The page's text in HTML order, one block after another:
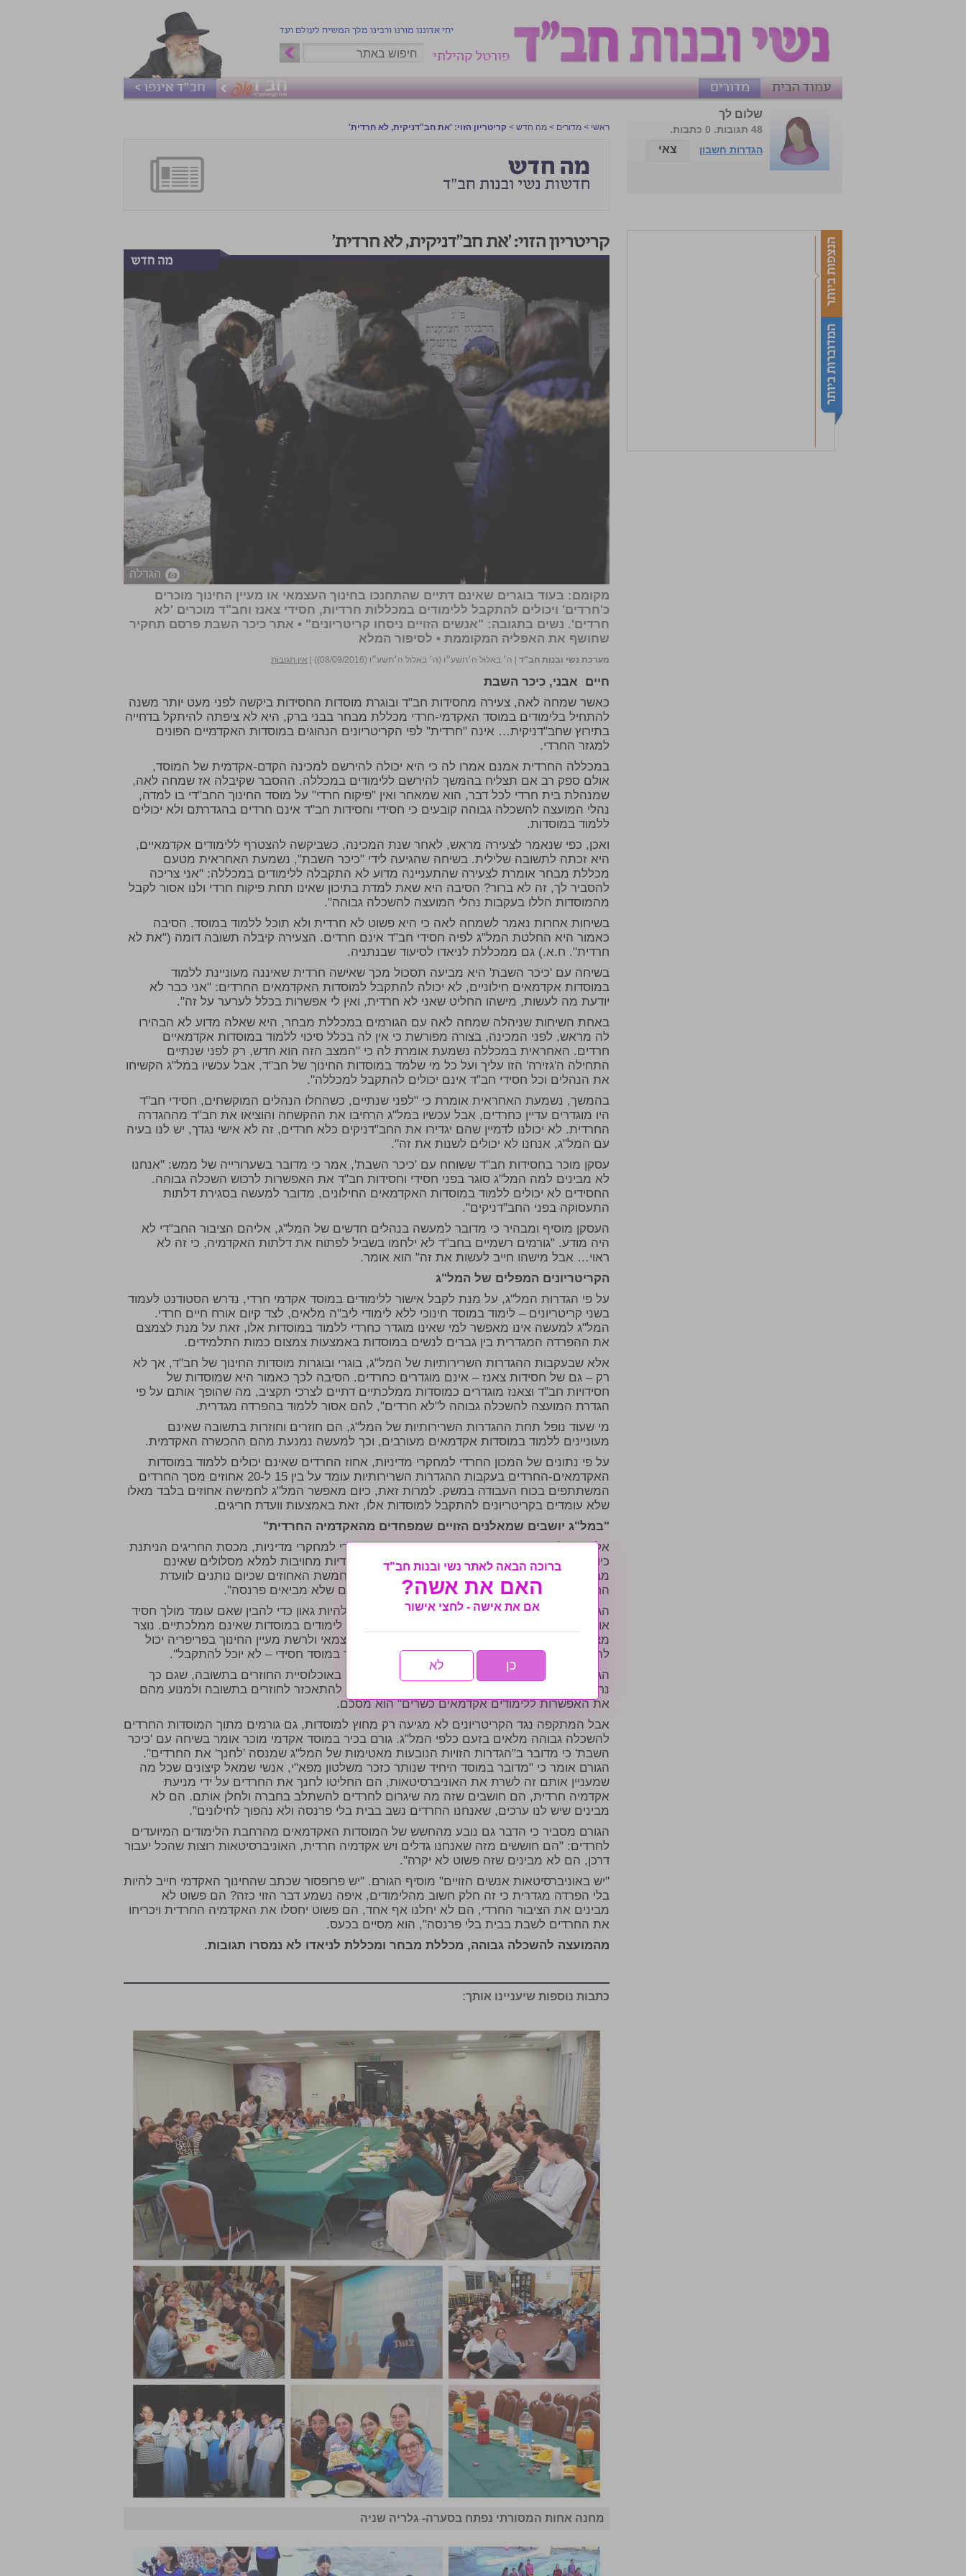
יחי אדוננו מורנו ורבינו מלך המשיח לעולם ועד
פורטל קהילתי
עמוד הבית
מדורים חב"ד אינפו >
ראשי > מדורים > מה חדש > קריטריון הזוי: 'את חב"דניקית, לא חרדית'
קריטריון הזוי: 'את חב"דניקית, לא חרדית'
הגדלה
מקומם: בעוד בוגרים שאינם דתיים שהתחנכו בחינוך העצמאי או מעיין החינוך מוכרים
כ'חרדים' ויכולים להתקבל ללימודים במכללות חרדיות, חסידי צאנז וחב"ד מוכרים 'לא
חרדים'. נשים בתגובה: "אנשים הזויים ניסחו קריטריונים" • אתר כיכר השבת פרסם תחקיר
שחושף את האפליה המקוממת • לסיפור המלא
מערכת נשי ובנות חב"ד ה׳ באלול ה׳תשע״ו (ה׳ באלול ה׳תשע״ו (08/09/2016)) אין תגובות
חיים אבני, כיכר השבת
כאשר שמחה לאה, צעירה מחסידות חב"ד ובוגרת מוסדות החסידות ביקשה לפני מעט יותר משנה
להתחיל בלימודים במוסד האקדמי-חרדי מכללת מבחר בבני ברק, היא לא ציפתה להיתקל בדחייה
בתירוץ שחב"דניקית… אינה "חרדית" לפי הקריטריונים הנהוגים במוסדות האקדמיים הפונים
למגזר החרדי.
במכללה החרדית אמנם אמרו לה כי היא יכולה להירשם למכינה הקדם-אקדמית של המוסד,
אולם ספק רב אם תצליח בהמשך להירשם ללימודים במכללה. ההסבר שקיבלה אז שמחה לאה,
שמנהלת בית חרדי לכל דבר, הוא שמאחר ואין "פיקוח חרדי" על מוסד החינוך החב"די בו למדה,
נהלי המועצה להשכלה גבוהה קובעים כי חסידי וחסידות חב"ד אינם חרדים בהגדרתם ולא יכולים
ללמוד במוסדות.
ואכן, כפי שנאמר לצעירה מראש, לאחר שנת המכינה, כשביקשה להצטרף ללימודים אקדמאיים,
היא זכתה לתשובה שלילית. בשיחה שהגיעה לידי "כיכר השבת", נשמעת האחראית מטעם
מכללת מבחר אומרת לצעירה שהתעניינה מדוע לא התקבלה ללימודים במכללה: "אני צריכה
להסביר לך, זה לא ברור? הסיבה היא שאת למדת בתיכון שאינו תחת פיקוח חרדי ולנו אסור לקבל
מהמוסדות הללו בעקבות נהלי המועצה להשכלה גבוהה".
בשיחות אחרות נאמר לשמחה לאה כי היא פשוט לא חרדית ולא תוכל ללמוד במוסד. הסיבה
כאמור היא החלטת המל"ג לפיה חסידי חב"ד אינם חרדים. הצעירה קיבלה תשובה דומה ("את לא
חרדית". ח.א.) גם ממכללת לניאדו לסיעוד שבנתניה.
בשיחה עם 'כיכר השבת' היא מביעה תסכול מכך שאישה חרדית שאיננה מעוניינת ללמוד
במוסדות אקדמאים חילוניים, לא יכולה להתקבל למוסדות האקדמאים החרדים: "אני כבר לא
יודעת מה לעשות, מישהו החליט שאני לא חרדית, ואין לי אפשרות בכלל לערער על זה".
באחת השיחות שניהלה שמחה לאה עם הגורמים במכללת מבחר, היא שאלה מדוע לא הבהירו
לה מראש, לפני המכינה, בצורה מפורשת כי אין לה בכלל סיכוי ללמוד במוסדות אקדמאיים
חרדים. האחראית במכללה נשמעת אומרת לה כי "המצב הזה הוא חדש, רק לפני שנתיים
התחילה ה'גזירה' הזו עליך ועל כל מי שלמד במוסדות החינוך של חב"ד, אבל עכשיו במל"ג הקשיחו
את הנהלים וכל חסידי חב"ד אינם יכולים להתקבל למכללה".
בהמשך, נשמעת האחראית אומרת כי "לפני שנתיים, כשהחלו הנהלים המוקשחים, חסידי חב"ד
היו מוגדרים עדיין כחרדים, אבל עכשיו במל"ג הרחיבו את ההקשחה והוציאו את חב"ד מההגדרה
החרדית. לא יכולנו לדמיין שהם יגדירו את החב"דניקים כלא חרדים, זה לא אישי נגדך, יש לנו בעיה
עם המל"ג, אנחנו לא יכולים לשנות את זה".
עסקן מוכר בחסידות חב"ד ששוחח עם 'כיכר השבת', אמר כי מדובר בשערורייה של ממש: "אנחנו
לא מבינים למה המל"ג סוגר בפני חסידי וחסידות חב"ד את האפשרות לרכוש השכלה גבוהה.
החסידים לא יכולים ללמוד במוסדות האקדמאים החילונים, מדובר למעשה בסגירת דלתות
התעסוקה בפני החב"דניקים".
העסקן מוסיף ומבהיר כי מדובר למעשה בנהלים חדשים של המל"ג, אליהם הציבור החב"די לא
היה מודע. "גורמים רשמיים בחב"ד לא ילחמו בשביל לפתוח את דלתות האקדמיה, כי זה לא
ראוי… אבל מישהו חייב לעשות את זה" הוא אומר.
הקריטריונים המפלים של המל"ג
על פי הגדרות המל"ג, על מנת לקבל אישור ללימודים במוסד אקדמי חרדי, נדרש הסטודנט לעמוד
בשני קריטריונים – לימוד במוסד חינוכי ללא לימודי ליב"ה מלאים, לצד קיום אורח חיים חרדי.
המל"ג למעשה אינו מאפשר למי שאינו מוגדר כחרדי ללמוד במוסדות אלו, זאת על מנת לצמצם
את ההפרדה המגדרית בין גברים לנשים במוסדות באמצעות צמצום כמות התלמידים.
אלא שבעקבות ההגדרות השרירותיות של המל"ג, בוגרי ובוגרות מוסדות החינוך של חב"ד, אך לא
רק – גם של חסידות צאנז – אינם מוגדרים כחרדים. הסיבה לכך כאמור היא שמוסדות של
חסידויות חב"ד וצאנז מוגדרים כמוסדות ממלכתיים דתיים לצרכי תקציב, מה שהופך אותם על פי
הגדרת המועצה להשכלה גבוהה ל"לא חרדים", להם אסור ללמוד בהפרדה מגדרית.
מי שעוד נופל תחת ההגדרות השרירותיות של המל"ג, הם חוזרים וחוזרות בתשובה שאינם
מעוניינים ללמוד במוסדות אקדמאים מעורבים, וכך למעשה נמנעת מהם ההכשרה האקדמית.
על פי נתונים של המכון החרדי למחקרי מדיניות, אחוז החרדים שאינם יכולים ללמוד במוסדות
האקדמאים-החרדים בעקבות ההגדרות השרירותיות עומד על בין 15 ל-20 אחוזים מסך החרדים
המשתתפים בכוח העבודה במשק. למרות זאת, כיום מאפשר המל"ג לחמישה אחוזים בלבד מאלו
שלא עומדים בקריטריונים להתקבל למוסדות אלו, זאת באמצעות וועדת חריגים.
"במל"ג יושבים שמאלנים הזויים שמפחדים מהאקדמיה החרדית"
אלא, שעל פי גורם העוסק בתחום החינוך במכון החרדי למחקרי מדיניות, מכסת החריגים הניתנת
כיום לחמישה אחוזים אינה רלוונטית. "המכללות החרדיות מחויבות למלא מסלולים שאינם
מבוקשים ואף אחד לא רוצה להגיע אליהם, כך שאת חמשת האחוזים שכיום נותנים לוועדת
החריגים – מחייבים ללמוד במסלולים הבלתי מבוקשים שלא מביאים פרנסה".
הגורם תוקף את המועצה להשכלה גבוהה: "לא צריך להיות גאון כדי להבין שאם עומד מולך חסיד
או חוזר בתשובה – הוא חרדי, רק שהם מתעקשים על לימודים במוסדות שאינם ממלכתיים. נוצר
מצב בו חילוני שלמד במוסדות הרבים שיש לחינוך העצמאי ולרשת מעיין החינוך בפריפריה יכול
להתקבל לאקדמיה החרדית, אבל חרדי אמיתי, שלמד במוסד חסידי – לא יוכל להתקבל".
הגורם מוסיף ואומר כי מדובר למעשה בפגיעה חמורה באוכלוסיית החוזרים בתשובה, שגם כך
נחשבת לקהילה חלשה ובלי גב כלכלי. "אין שום סיבה להתאכזר לחוזרים בתשובה ולמנוע מהם
את האפשרות ללימודים אקדמאים כשרים" הוא מסכם.
אבל המתקפה נגד הקריטריונים לא מגיעה רק מחוץ למוסדות, גם גורמים מתוך המוסדות החרדים
להשכלה גבוהה מלאים בזעם כלפי המל"ג. גורם בכיר במוסד אקדמי מוכר אומר בשיחה עם 'כיכר
השבת' כי מדובר ב"הגדרות הזויות הנובעות מאטימות של המל"ג שמנסה 'לחנך' את החרדים".
הגורם אומר כי "מדובר במוסד היחיד שנותר כזכר משלטון מפא"י, אנשי שמאל קיצונים שכל מה
שמעניין אותם זה לשרת את האוניברסיטאות, הם החליטו לחנך את החרדים על ידי מניעת
אקדמיה חרדית, הם חושבים שזה מה שיגרום לחרדים להשתלב בחברה ולחלן אותם. הם לא
מבינים שיש לנו ערכים, שאנחנו החרדים נשב בבית בלי פרנסה ולא נהפוך לחילונים".
הגורם מסביר כי הדבר גם נובע מהחשש של המוסדות האקדמאים מהרחבת הלימודים המיועדים
לחרדים: "הם חוששים מזה שאנחנו גדלים ויש אקדמיה חרדית, האוניברסיטאות רוצות שהכל יעבור
דרכן, הם לא מבינים שזה פשוט לא יקרה".
"יש באוניברסיטאות אנשים הזויים" מוסיף הגורם. "יש פרופסור שכתב שהחינוך האקדמי חייב להיות
בלי הפרדה מגדרית כי זה חלק חשוב מהלימודים, איפה נשמע דבר הזוי כזה? הם פשוט לא
מבינים את הציבור החרדי, הם לא יחלנו אף אחד, הם פשוט יחסלו את האקדמיה החרדית ויכריחו
את החרדים לשבת בבית בלי פרנסה", הוא מסיים בכעס.
מהמועצה להשכלה גבוהה, מכללת מבחר ומכללת לניאדו לא נמסרו תגובות.
כתבות נוספות שיעניינו אותך:
מחנה אחות המסורתי נפתח בסערה- גלריה שניה
שלום לך
48 תגובות. 0 כתבות.
הגדרות חשבון
צאי
ברוכה הבאה לאתר נשי ובנות חב"ד
האם את אשה?
אם את אישה - לחצי אישור
כן לא